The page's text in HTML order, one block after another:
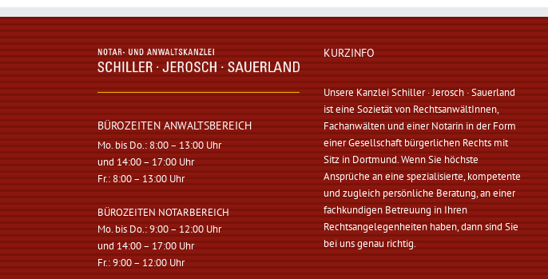
BÜROZEITEN ANWALTSBEREICH
Mo. bis Do.: 8:00 – 13:00 Uhr
und 14:00 – 17:00 Uhr
Fr.: 8:00 – 13:00 Uhr
BÜROZEITEN NOTARBEREICH
Mo. bis Do.: 9:00 – 12:00 Uhr
und 14:00 – 17:00 Uhr
Fr.: 9:00 – 12:00 Uhr
KURZINFO
Unsere Kanzlei Schiller · Jerosch · Sauerland
ist eine Sozietät von RechtsanwältInnen,
Fachanwälten und einer Notarin in der Form
einer Gesellschaft bürgerlichen Rechts mit
Sitz in Dortmund. Wenn Sie höchste
Ansprüche an eine spezialisierte, kompetente
und zugleich persönliche Beratung, an einer
fachkundigen Betreuung in Ihren
Rechtsangelegenheiten haben, dann sind Sie
bei uns genau richtig.